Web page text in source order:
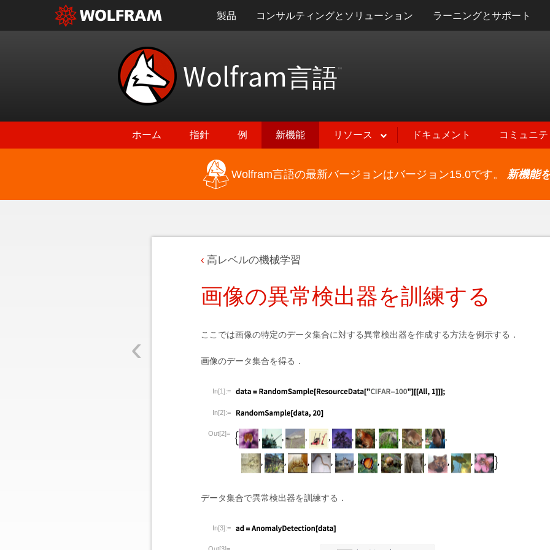
製品 コンサルティングとソリューション ラーニングとサポート
Wolfram言語™
ホーム 指針 例 新機能 リソース ドキュメント コミュニ
Wolfram言語の最新バージョンはバージョン15.0です。 新機能
‹
高レベルの機械学習
画像の異常検出器を訓練する
ここでは画像の特定のデータ集合に対する異常検出器を作成する方法を例示する．
画像のデータ集合を得る．
In[1]:=
In[2]:=
Out[2]=
データ集合で異常検出器を訓練する．
In[3]:=